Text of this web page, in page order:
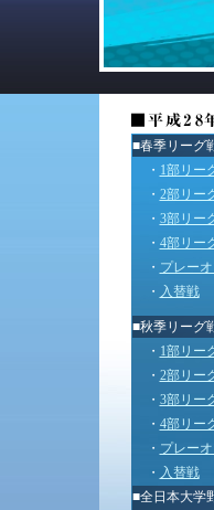
■春季リーグ
・ 1部リー
・ 2部リー
・ 3部リー
・ 4部リー
・ プレー
・ 入替戦
■秋季リーグ
・ 1部リー
・ 2部リー
・ 3部リー
・ 4部リー
・ プレー
・ 入替戦
■全日本大学